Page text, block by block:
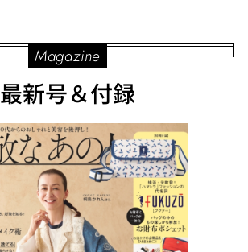
Magazine
最新号＆付録